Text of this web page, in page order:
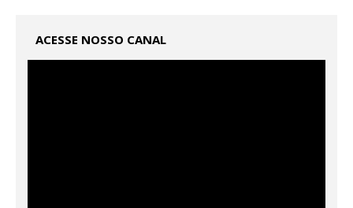
ACESSE NOSSO CANAL